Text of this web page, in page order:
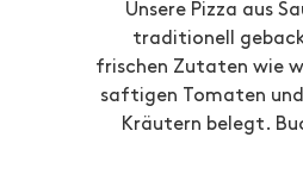
Unsere Pizza aus
traditionell
frischen Zutaten wie
saftigen Tomaten
Kräutern belegt.